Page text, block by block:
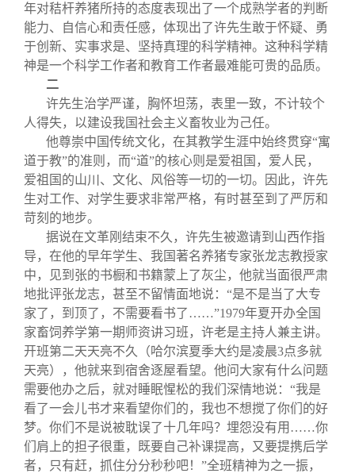
年对秸杆养猪所持的态度表现出了一个成熟学者的判断
能力、自信心和责任感，体现出了许先生敢于怀疑、勇
于创新、实事求是、坚持真理的科学精神。这种科学精
神是一个科学工作者和教育工作者最难能可贵的品质。
二
许先生治学严谨，胸怀坦荡，表里一致，不计较个
人得失，以建设我国社会主义畜牧业为己任。
他尊崇中国传统文化，在其教学生涯中始终贯穿“寓
道于教”的准则，而“道”的核心则是爱祖国，爱人民，
爱祖国的山川、文化、风俗等一切的一切。因此，许先
生对工作、对学生要求非常严格，有时甚至到了严厉和
苛刻的地步。
据说在文革刚结束不久，许先生被邀请到山西作指
导，在他的早年学生、我国著名养猪专家张龙志教授家
中，见到张的书橱和书籍蒙上了灰尘，他就当面很严肃
地批评张龙志，甚至不留情面地说：“是不是当了大专
家了，到顶了，不需要看书了……”1979年夏开办全国
家畜饲养学第一期师资讲习班，许老是主持人兼主讲。
开班第二天天亮不久（哈尔滨夏季大约是凌晨3点多就
天亮），他就来到宿舍逐屋看望。他问大家有什么问题
需要他办之后，就对睡眠惺松的我们深情地说：“我是
看了一会儿书才来看望你们的，我也不想搅了你们的好
梦。你们不是说被耽误了十几年吗？埋怨没有用……你
们肩上的担子很重，既要自己补课提高，又要提携后学
者，只有赶，抓住分分秒秒吧！”全班精神为之一振，